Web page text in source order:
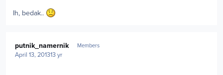
Ih, bedak..
putnik_namernik Members
April 13, 201313 yr